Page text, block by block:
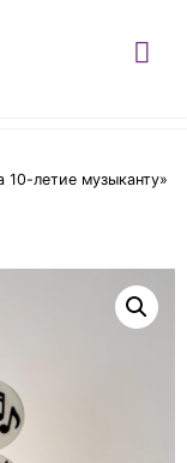
10-летие музыканту»